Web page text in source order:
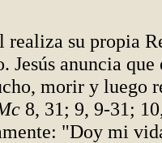
su propia
Jesús anuncia
morir y luego
8, 31; 9, 9-31;
"Doy mi